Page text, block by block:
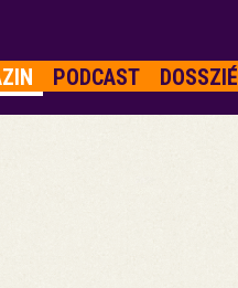
PODCAST DOSSZIÉ